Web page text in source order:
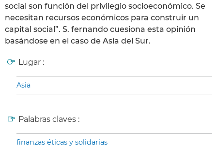
social son función del privilegio socioeconómico. Se
necesitan recursos económicos para construir un
capital social”. S. fernando cuesiona esta opinión
basándose en el caso de Asia del Sur.
Lugar :
Asia
Palabras claves :
finanzas éticas y solidarias